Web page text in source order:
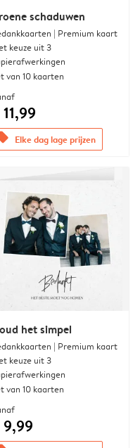
schaduwen
| Premium kaart
keuze uit 3
van 10 kaarten
Elke dag lage prijzen
het simpel
| Premium kaart
keuze uit 3
van 10 kaarten